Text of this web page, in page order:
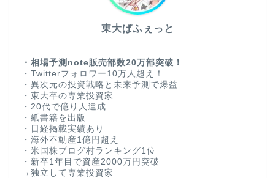
東大ぱふぇっと
・相場予測note販売部数20万部突破！
・Twitterフォロワー10万人超え！
・異次元の投資戦略と未来予測で爆益
・東大卒の専業投資家
・20代で億り人達成
・紙書籍を出版
・日経掲載実績あり
・海外不動産1億円超え
・米国株ブログ村ランキング1位
・新卒1年目で資産2000万円突破
→独立して専業投資家